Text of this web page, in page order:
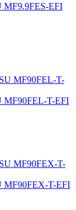
MF9.9FES-EFI
MF90FEL-T-EFI
MF90FEX-T-EFI